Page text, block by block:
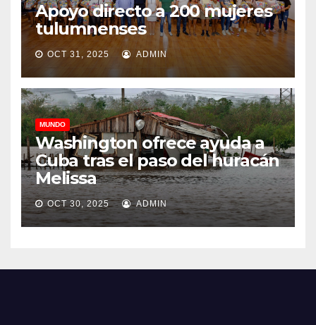
Apoyo directo a 200 mujeres
tulumnenses
OCT 31, 2025 ADMIN
MUNDO
Washington ofrece ayuda a
Cuba tras el paso del huracán
Melissa
OCT 30, 2025 ADMIN